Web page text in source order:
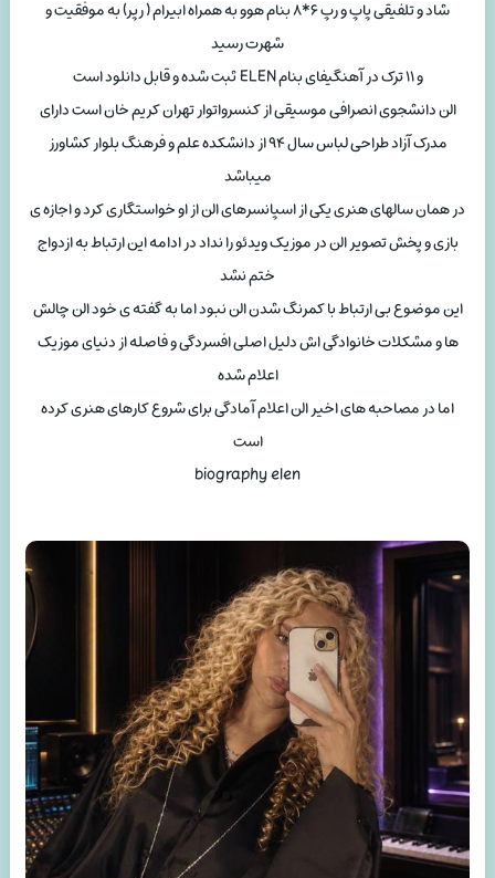
شاد و تلفیقی پاپ و رپ ۶*۸ بنام هوو به همراه ابیرام ( رپر) به موفقیت و
شهرت رسید
و ۱۱ ترک در آهنگیفای بنام ELEN ثبت شده و قابل دانلود است
الن دانشجوی انصرافی موسیقی از کنسرواتوار تهران کریم خان است دارای
مدرک آزاد طراحی لباس سال ۹۴ از دانشکده علم و فرهنگ بلوار کشاورز
میباشد
در همان سالهای هنری یکی از اسپانسرهای الن از او خواستگاری کرد و اجازه ی
بازی و پخش تصویر الن در موزیک ویدئو را نداد در ادامه این ارتباط به ازدواج
ختم نشد
این موضوع بی ارتباط با کمرنگ شدن الن نبود اما به گفته ی خود الن چالش
ها و مشکلات خانوادگی اش دلیل اصلی افسردگی و فاصله از دنیای موزیک
اعلام شده
اما در مصاحبه های اخیر الن اعلام آمادگی برای شروع کارهای هنری کرده
است
biography elen